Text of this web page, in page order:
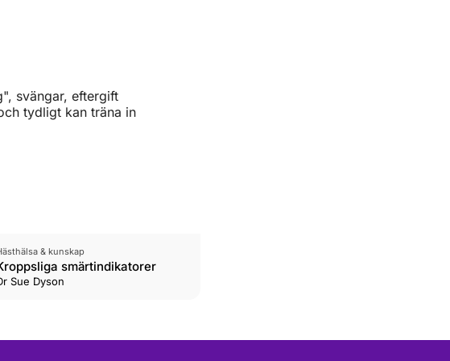
svängar, eftergift
tydligt kan träna in
& kunskap
smärtindikatorer
Sue Dyson